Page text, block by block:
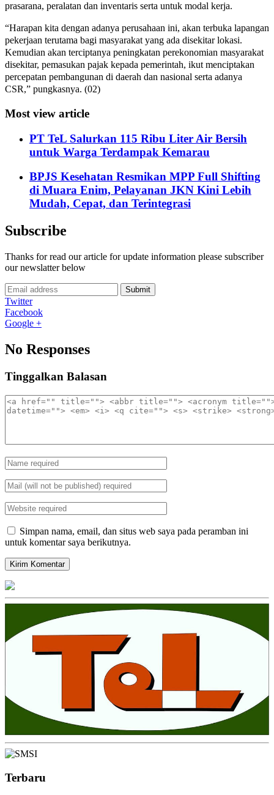
prasarana, peralatan dan inventaris serta untuk modal kerja.
“Harapan kita dengan adanya perusahaan ini, akan terbuka lapangan
pekerjaan terutama bagi masyarakat yang ada disekitar lokasi.
Kemudian akan terciptanya peningkatan perekonomian masyarakat
disekitar, pemasukan pajak kepada pemerintah, ikut menciptakan
percepatan pembangunan di daerah dan nasional serta adanya
CSR,” pungkasnya. (02)
Most view article
PT TeL Salurkan 115 Ribu Liter Air Bersih
untuk Warga Terdampak Kemarau
BPJS Kesehatan Resmikan MPP Full Shifting
di Muara Enim, Pelayanan JKN Kini Lebih
Mudah, Cepat, dan Terintegrasi
Subscribe
Thanks for read our article for update information please subscriber
our newslatter below
Submit
Twitter
Facebook
Google +
No Responses
Tinggalkan Balasan
Simpan nama, email, dan situs web saya pada peramban ini
untuk komentar saya berikutnya.
Terbaru